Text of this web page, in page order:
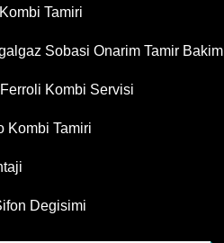
Tamiri
Sobasi Onarim Tamir Bakim
Kombi Servisi
Kombi Tamiri
Degisimi